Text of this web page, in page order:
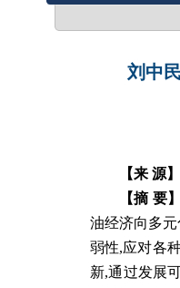
刘中
【来 源】
【摘 要】
油经济向多
弱性,应对各
新,通过发展